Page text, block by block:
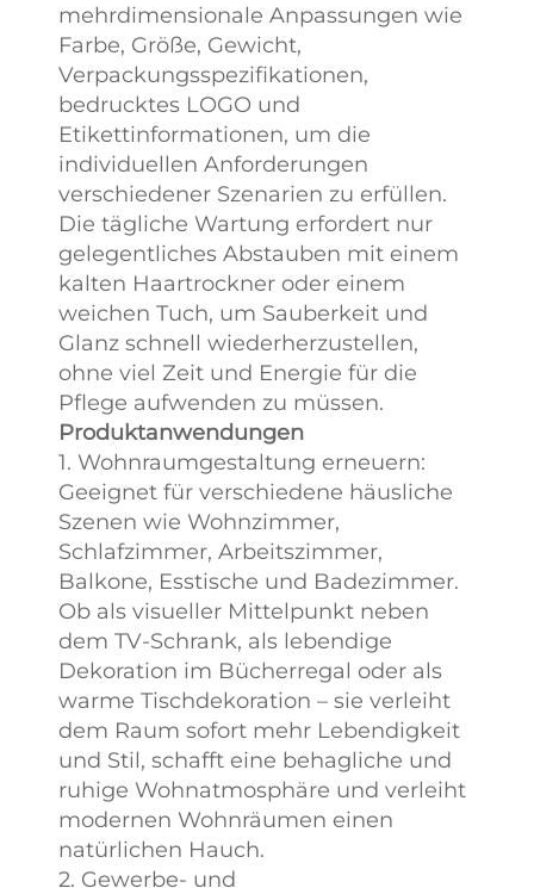
mehrdimensionale Anpassungen wie
Farbe, Größe, Gewicht,
Verpackungsspezifikationen,
bedrucktes LOGO und
Etikettinformationen, um die
individuellen Anforderungen
verschiedener Szenarien zu erfüllen.
Die tägliche Wartung erfordert nur
gelegentliches Abstauben mit einem
kalten Haartrockner oder einem
weichen Tuch, um Sauberkeit und
Glanz schnell wiederherzustellen,
ohne viel Zeit und Energie für die
Pflege aufwenden zu müssen.
Produktanwendungen
1. Wohnraumgestaltung erneuern:
Geeignet für verschiedene häusliche
Szenen wie Wohnzimmer,
Schlafzimmer, Arbeitszimmer,
Balkone, Esstische und Badezimmer.
Ob als visueller Mittelpunkt neben
dem TV-Schrank, als lebendige
Dekoration im Bücherregal oder als
warme Tischdekoration – sie verleiht
dem Raum sofort mehr Lebendigkeit
und Stil, schafft eine behagliche und
ruhige Wohnatmosphäre und verleiht
modernen Wohnräumen einen
natürlichen Hauch.
2. Gewerbe- und